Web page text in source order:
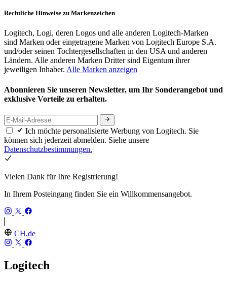
Rechtliche Hinweise zu Markenzeichen
Logitech, Logi, deren Logos und alle anderen Logitech-Marken
sind Marken oder eingetragene Marken von Logitech Europe S.A.
und/oder seinen Tochtergesellschaften in den USA und anderen
Ländern. Alle anderen Marken Dritter sind Eigentum ihrer
jeweiligen Inhaber. Alle Marken anzeigen
Abonnieren Sie unseren Newsletter, um Ihr Sonderangebot und
exklusive Vorteile zu erhalten.
Ich möchte personalisierte Werbung von Logitech. Sie
können sich jederzeit abmelden. Siehe unsere
Datenschutzbestimmungen.
Vielen Dank für Ihre Registrierung!
In Ihrem Posteingang finden Sie ein Willkommensangebot.
CH,de
Logitech